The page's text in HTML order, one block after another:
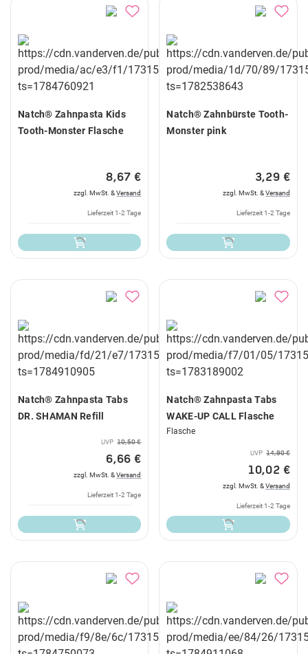
Natch® Zahnpasta Kids
Tooth-Monster Flasche
8,67 €
zzgl. MwSt. &Versand
Lieferzeit 1-2 Tage
Natch® Zahnbürste Tooth-
Monster pink
3,29 €
zzgl. MwSt. &Versand
Lieferzeit 1-2 Tage
Natch® Zahnpasta Tabs
DR. SHAMAN Refill
UVP 10,50 €
6,66 €
zzgl. MwSt. &Versand
Lieferzeit 1-2 Tage
Natch® Zahnpasta Tabs
WAKE-UP CALL Flasche
Flasche
UVP 14,90 €
10,02 €
zzgl. MwSt. &Versand
Lieferzeit 1-2 Tage